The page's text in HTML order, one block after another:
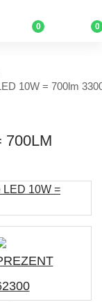
0 0
10W = 700lm
700LM